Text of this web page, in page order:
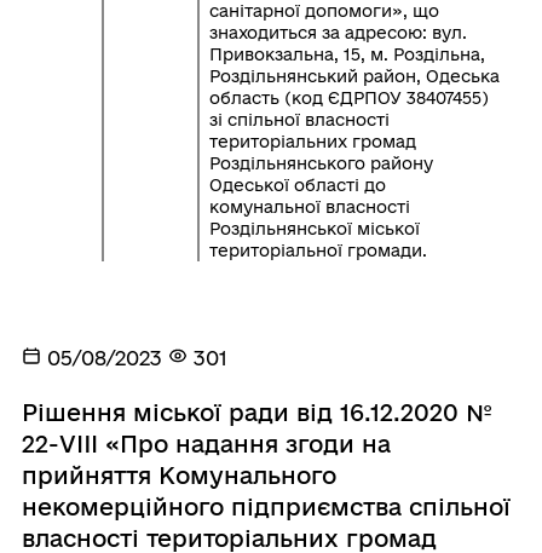
санітарної допомоги», що
знаходиться за адресою: вул.
Привокзальна, 15, м. Роздільна,
Роздільнянський район, Одеська
область (код ЄДРПОУ 38407455)
зі спільної власності
територіальних громад
Роздільнянського району
Одеської області до
комунальної власності
Роздільнянської міської
територіальної громади.
05/08/2023 301
Рішення міської ради від 16.12.2020 №
22-VIII «Про надання згоди на
прийняття Комунального
некомерційного підприємства спільної
власності територіальних громад